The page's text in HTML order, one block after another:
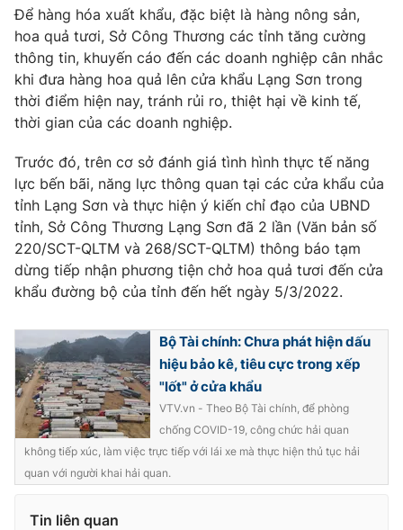
Tư vấn
Chuyên mục khác
Emagazine Podcast
Video Shorts video
VTV Money VTV Thể thao
VTV Sức khoẻ Bất động sản
Thị trường 24h Tấm lòng Việt
VTV4 Vươn mình bằng AI
VTV9 VTV8
Để hàng hóa xuất khẩu, đặc biệt là hàng nông sản,
hoa quả tươi, Sở Công Thương các tỉnh tăng cường
thông tin, khuyến cáo đến các doanh nghiệp cân nhắc
khi đưa hàng hoa quả lên cửa khẩu Lạng Sơn trong
thời điểm hiện nay, tránh rủi ro, thiệt hại về kinh tế,
thời gian của các doanh nghiệp.
Trước đó, trên cơ sở đánh giá tình hình thực tế năng
lực bến bãi, năng lực thông quan tại các cửa khẩu của
tỉnh Lạng Sơn và thực hiện ý kiến chỉ đạo của UBND
tỉnh, Sở Công Thương Lạng Sơn đã 2 lần (Văn bản số
220/SCT-QLTM và 268/SCT-QLTM) thông báo tạm
dừng tiếp nhận phương tiện chở hoa quả tươi đến cửa
khẩu đường bộ của tỉnh đến hết ngày 5/3/2022.
Bộ Tài chính: Chưa phát hiện dấu
hiệu bảo kê, tiêu cực trong xếp
"lốt" ở cửa khẩu
VTV.vn - Theo Bộ Tài chính, để phòng
chống COVID-19, công chức hải quan
không tiếp xúc, làm việc trực tiếp với lái xe mà thực hiện thủ tục hải
quan với người khai hải quan.
Tin liên quan